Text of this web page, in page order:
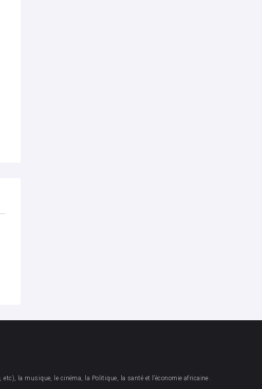
la musique, le cinéma, la Politique, la santé et l’économie africaine .